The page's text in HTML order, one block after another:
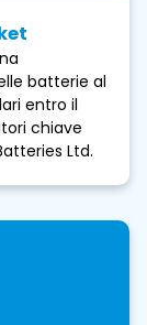
batterie al
entro il
chiave
Ltd.